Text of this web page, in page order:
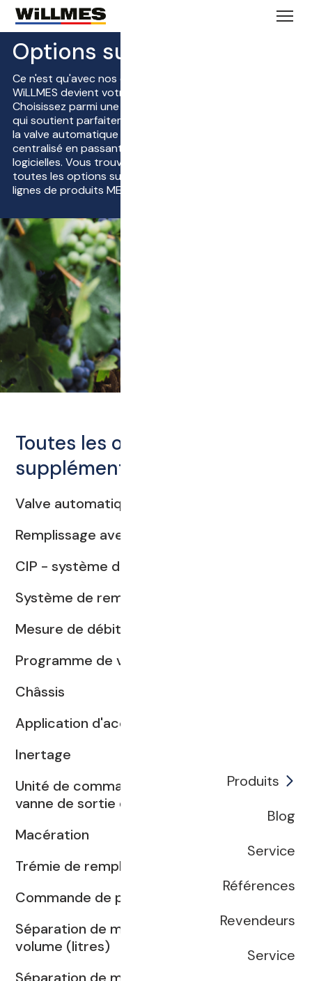
Produits
Blog
Service
Références
Revendeurs
Service
Options supplémentaires
Ce n'est qu'avec nos options supplémentaires qu'une
WiLLMES devient votre WiLLMES.
Choisissez parmi une palette d'options exactement ce
qui soutient parfaitement votre méthode de travail : De
la valve automatique du couvercle au remplissage
centralisé en passant par différentes solutions
logicielles. Vous trouverez ci-dessous une liste de
toutes les options supplémentaires disponibles pour les
lignes de produits MERLIN et SIGMA.
Toutes les options
supplémentaires
Valve automatique du couvercle
Remplissage avec membrane gonflée
CIP - système de nettoyage intégré
Système de remplissage de porte
Mesure de débit
Programme de vidange
Châssis
Application d'accès à distance
Inertage
Unité de commande manuelle de la
vanne de sortie des jus
Macération
Trémie de remplissage mobile
Commande de pompe à moût
Séparation de moûts contrôlée par
volume (litres)